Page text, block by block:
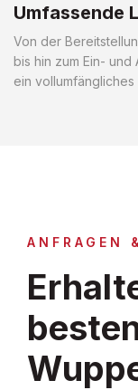
Umfassende
Von der
bis hin zum Ein-
ein
ANFRAGEN